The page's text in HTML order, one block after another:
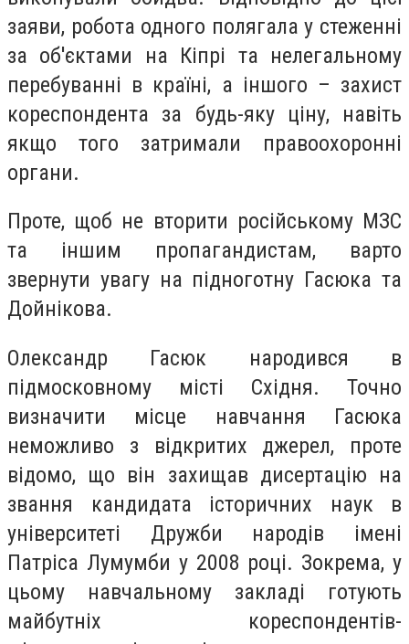
заяви, робота одного полягала у стеженні
за об'єктами на Кіпрі та нелегальному
перебуванні в країні, а іншого – захист
кореспондента за будь-яку ціну, навіть
якщо того затримали правоохоронні
органи.
Проте, щоб не вторити російському МЗС
та іншим пропагандистам, варто
звернути увагу на підноготну Гасюка та
Дойнікова.
Олександр Гасюк народився в
підмосковному місті Східня. Точно
визначити місце навчання Гасюка
неможливо з відкритих джерел, проте
відомо, що він захищав дисертацію на
звання кандидата історичних наук в
університеті Дружби народів імені
Патріса Лумумби у 2008 році. Зокрема, у
цьому навчальному закладі готують
майбутніх кореспондентів-